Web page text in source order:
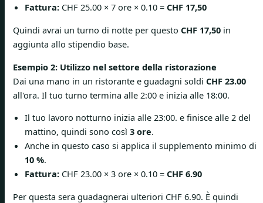
Fattura: CHF 25.00 × 7 ore × 0.10 = CHF 17,50
Quindi avrai un turno di notte per questo CHF 17,50 in
aggiunta allo stipendio base.
Esempio 2: Utilizzo nel settore della ristorazione
Dai una mano in un ristorante e guadagni soldi CHF 23.00
all'ora. Il tuo turno termina alle 2:00 e inizia alle 18:00.
Il tuo lavoro notturno inizia alle 23:00. e finisce alle 2 del
mattino, quindi sono così 3 ore.
Anche in questo caso si applica il supplemento minimo di
10 %.
Fattura: CHF 23.00 × 3 ore × 0.10 = CHF 6.90
Per questa sera guadagnerai ulteriori CHF 6.90. È quindi